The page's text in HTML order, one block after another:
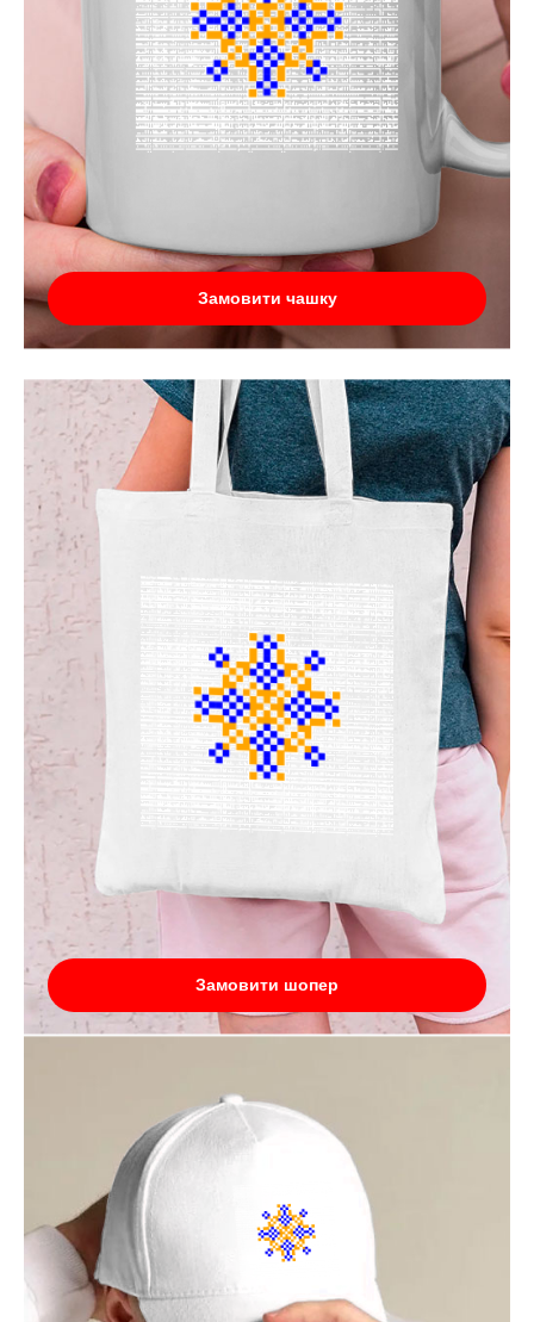
Замовити чашку
Замовити шопер